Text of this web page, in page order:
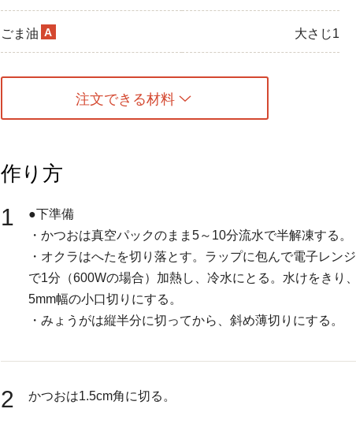
ごま油 A 大さじ1
注文できる材料
作り方
1
●下準備
・かつおは真空パックのまま5～10分流水で半解凍する。
・オクラはへたを切り落とす。ラップに包んで電子レンジ
で1分（600Wの場合）加熱し、冷水にとる。水けをきり、
5mm幅の小口切りにする。
・みょうがは縦半分に切ってから、斜め薄切りにする。
2 かつおは1.5cm角に切る。